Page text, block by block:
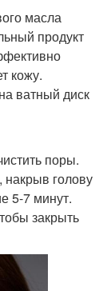
масла
продукт
кожу.
ватный диск
поры.
накрыв голову
5-7 минут.
закрыть